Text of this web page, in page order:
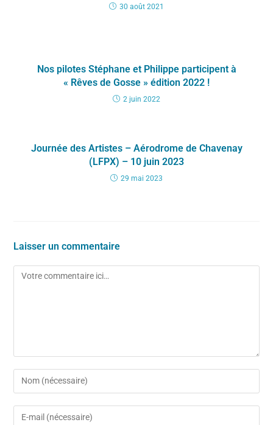
30 août 2021
Nos pilotes Stéphane et Philippe participent à
« Rêves de Gosse » édition 2022 !
2 juin 2022
Journée des Artistes – Aérodrome de Chavenay
(LFPX) – 10 juin 2023
29 mai 2023
Laisser un commentaire